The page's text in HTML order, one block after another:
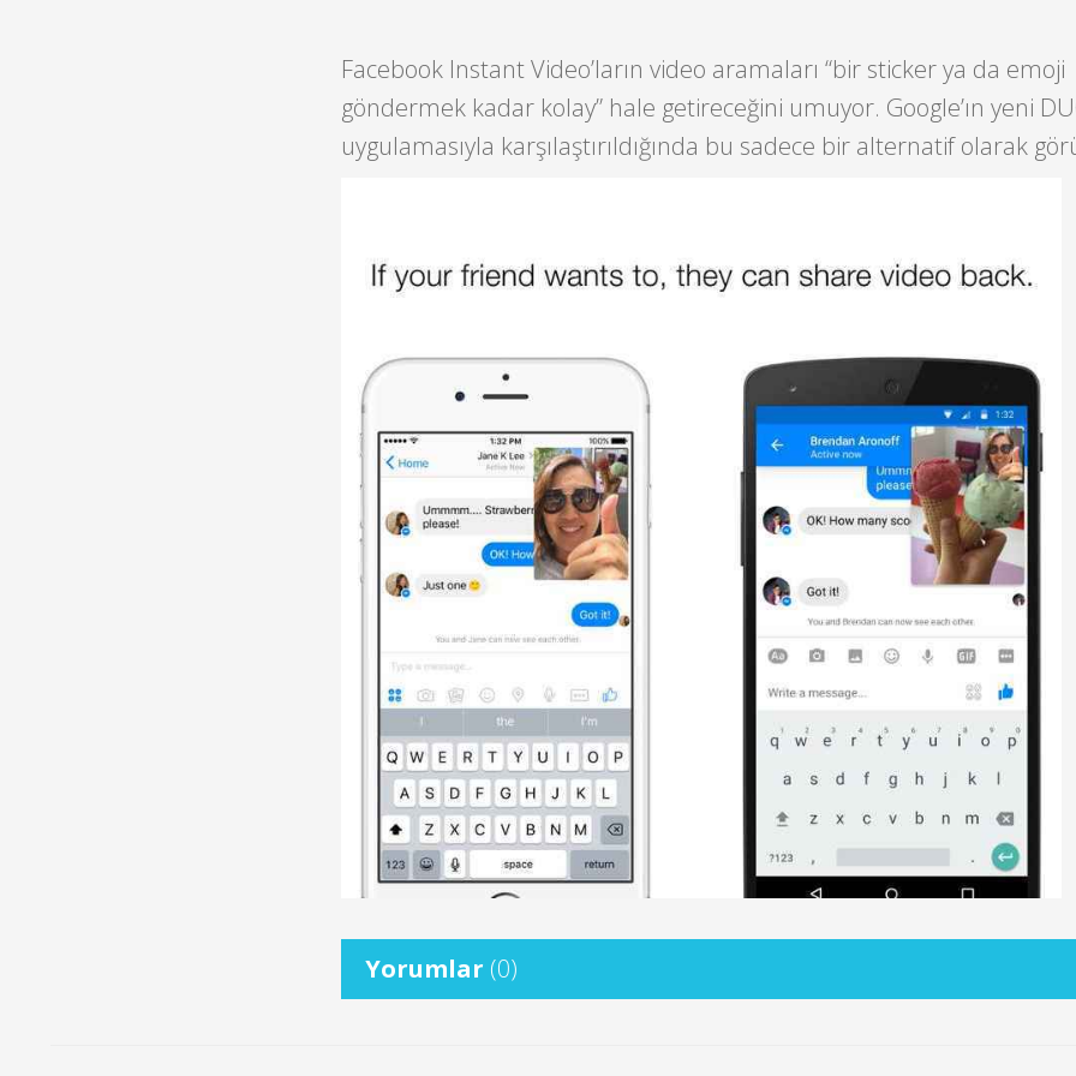
Facebook Instant Video’ların video aramaları “bir sticker ya da emoji
göndermek kadar kolay” hale getireceğini umuyor. Google’ın yeni
uygulamasıyla karşılaştırıldığında bu sadece bir alternatif olarak
Yorumlar (0)